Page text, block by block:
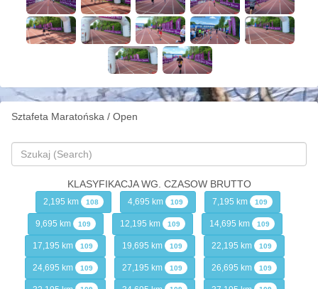
Sztafeta Maratońska / Open
KLASYFIKACJA WG. CZASOW BRUTTO
2,195 km 108 4,695 km 109 7,195 km 109
9,695 km 109 12,195 km 109 14,695 km 109
17,195 km 109 19,695 km 109 22,195 km 109
24,695 km 109 27,195 km 109 26,695 km 109